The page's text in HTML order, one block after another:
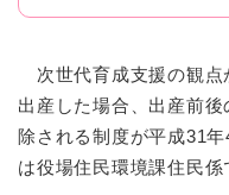
次世代育成支援の観点
出産した場合、出産前
除される制度が平成31
は役場住民環境課住民係